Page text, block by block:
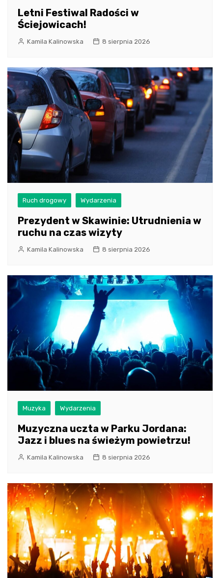
Letni Festiwal Radości w
Ściejowicach!
Kamila Kalinowska 8 sierpnia 2026
Ruch drogowy Wydarzenia
Prezydent w Skawinie: Utrudnienia w
ruchu na czas wizyty
Kamila Kalinowska 8 sierpnia 2026
Muzyka Wydarzenia
Muzyczna uczta w Parku Jordana:
Jazz i blues na świeżym powietrzu!
Kamila Kalinowska 8 sierpnia 2026